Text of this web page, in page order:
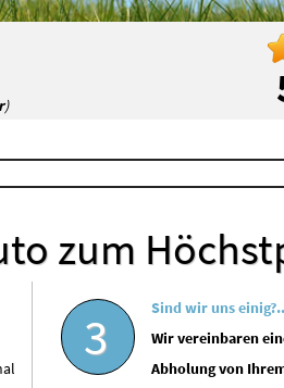
)
zum
3
Sind wir uns
Wir vereinbaren
Abholung von